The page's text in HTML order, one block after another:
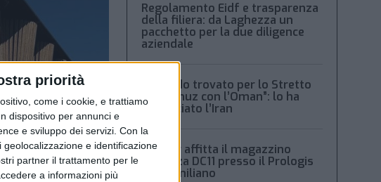
priorità
come i cookie, e trattiamo
dispositivo per annunci e
e sviluppo dei servizi. Con la
e identificazione
partner il trattamento per le
a informazioni più
Regolamento Eidf e trasparenza
della filiera: da Laghezza un
pacchetto per la due diligence
aziendale
“Accordo trovato per lo Stretto
di Hormuz con l’Oman”: lo ha
annunciato l’Iran
Condor affitta il magazzino
Piacenza DC11 presso il Prologis
Park emiliano